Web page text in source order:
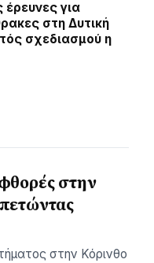
έρευνες για
στη Δυτική
σχεδιασμού η
στην
στην Κόρινθο